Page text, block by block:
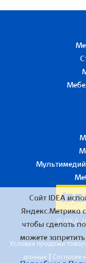
© IDEA
Условия продажи
данных
Согласие
Сайт IDEA
Яндекс.Метрика
чтобы сделать
можете